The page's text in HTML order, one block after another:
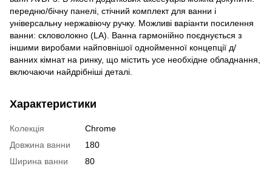
передню/бічну панелі, стічний комплект для ванни і
універсальну нержавіючу ручку. Можливі варіанти посилення
ванни: скловолокно (LA). Ванна гармонійно поєднується з
іншими виробами найповнішої однойменної концепції д/
ванних кімнат на ринку, що містить усе необхідне обладнання,
включаючи найдрібніші деталі.
Характеристики
Колекція
Chrome
Довжина ванни
180
Ширина ванни
80